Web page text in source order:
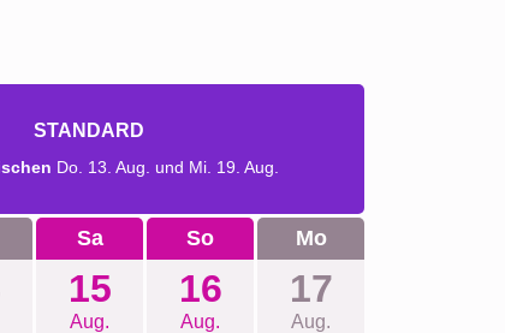
STANDARD
Do. 13. Aug. und Mi. 19. Aug.
Sa
15
Aug.
So
16
Aug.
Mo
17
Aug.